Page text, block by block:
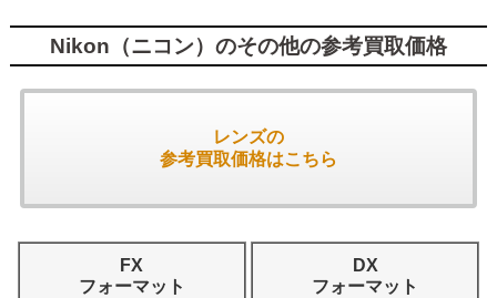
Nikon（ニコン）のその他の参考買取価格
レンズの
参考買取価格はこちら
FX
フォーマット
DX
フォーマット